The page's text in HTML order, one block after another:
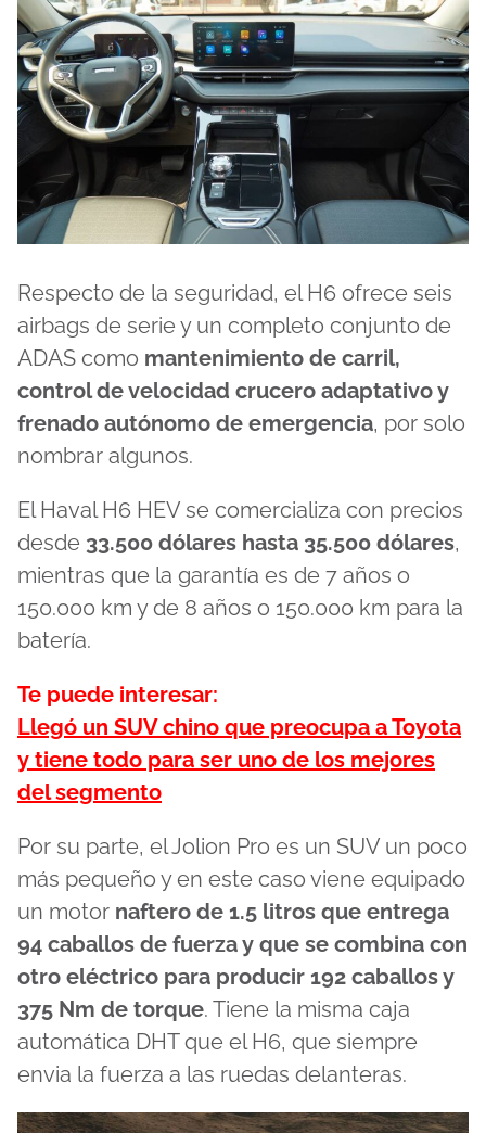
Respecto de la seguridad, el H6 ofrece seis
airbags de serie y un completo conjunto de
ADAS como mantenimiento de carril,
control de velocidad crucero adaptativo y
frenado autónomo de emergencia, por solo
nombrar algunos.
El Haval H6 HEV se comercializa con precios
desde 33.500 dólares hasta 35.500 dólares,
mientras que la garantía es de 7 años o
150.000 km y de 8 años o 150.000 km para la
batería.
Te puede interesar:
Llegó un SUV chino que preocupa a Toyota
y tiene todo para ser uno de los mejores
del segmento
Por su parte, el Jolion Pro es un SUV un poco
más pequeño y en este caso viene equipado
un motor naftero de 1.5 litros que entrega
94 caballos de fuerza y que se combina con
otro eléctrico para producir 192 caballos y
375 Nm de torque. Tiene la misma caja
automática DHT que el H6, que siempre
envia la fuerza a las ruedas delanteras.